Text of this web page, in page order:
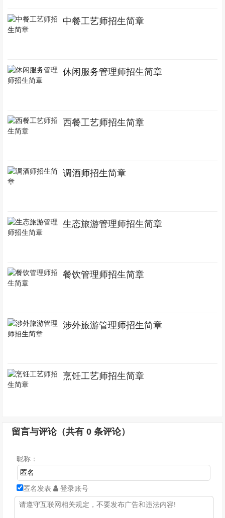
中餐工艺师招生简章
休闲服务管理师招生简章
西餐工艺师招生简章
调酒师招生简章
生态旅游管理师招生简章
餐饮管理师招生简章
涉外旅游管理师招生简章
烹饪工艺师招生简章
留言与评论（共有0 条评论）
昵称：
匿名发表 登录账号